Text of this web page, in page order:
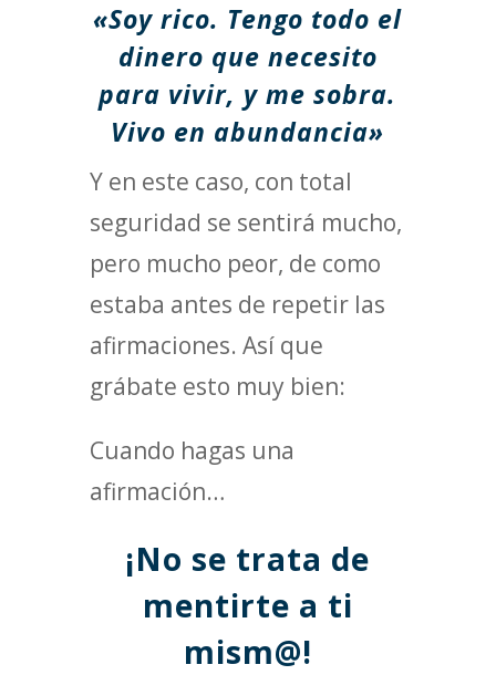
«Soy rico. Tengo todo el
dinero que necesito
para vivir, y me sobra.
Vivo en abundancia»
Y en este caso, con total
seguridad se sentirá mucho,
pero mucho peor, de como
estaba antes de repetir las
afirmaciones. Así que
grábate esto muy bien:
Cuando hagas una
afirmación…
¡No se trata de
mentirte a ti
mism@!